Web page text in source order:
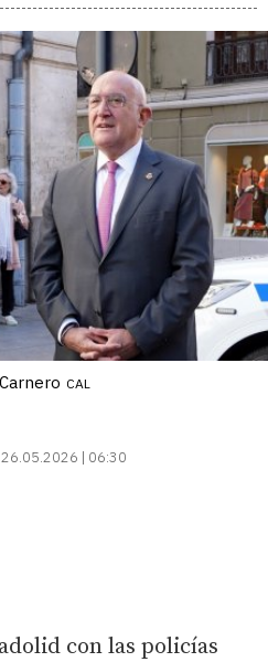
CAL
26.05.2026 | 06:30
con las policías